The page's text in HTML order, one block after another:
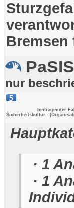
Bremsen
nur
beitragender
Sicherheitskultur -
· 1
· 1